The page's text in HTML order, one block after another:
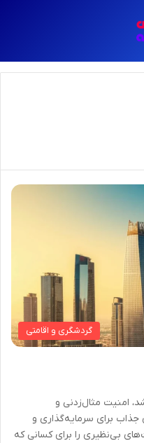
گردشگری و اقامتی
امنیت مثال‌زدنی و
برای سرمایه‌گذاری و
بی‌نظیری را برای کسانی که